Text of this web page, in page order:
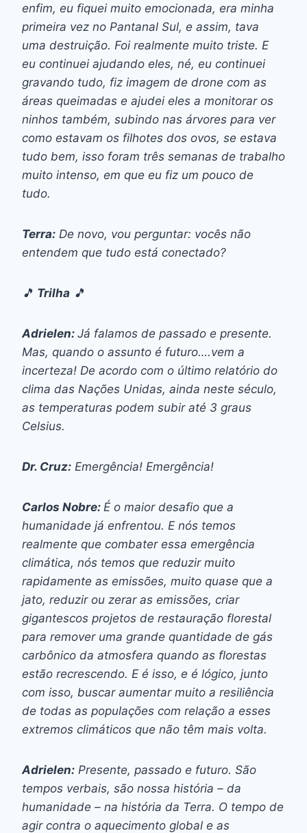
enfim, eu fiquei muito emocionada, era minha
primeira vez no Pantanal Sul, e assim, tava
uma destruição. Foi realmente muito triste. E
eu continuei ajudando eles, né, eu continuei
gravando tudo, fiz imagem de drone com as
áreas queimadas e ajudei eles a monitorar os
ninhos também, subindo nas árvores para ver
como estavam os filhotes dos ovos, se estava
tudo bem, isso foram três semanas de trabalho
muito intenso, em que eu fiz um pouco de
tudo.
Terra: De novo, vou perguntar: vocês não
entendem que tudo está conectado?
🎵 Trilha 🎵
Adrielen: Já falamos de passado e presente.
Mas, quando o assunto é futuro….vem a
incerteza! De acordo com o último relatório do
clima das Nações Unidas, ainda neste século,
as temperaturas podem subir até 3 graus
Celsius.
Dr. Cruz: Emergência! Emergência!
Carlos Nobre: É o maior desafio que a
humanidade já enfrentou. E nós temos
realmente que combater essa emergência
climática, nós temos que reduzir muito
rapidamente as emissões, muito quase que a
jato, reduzir ou zerar as emissões, criar
gigantescos projetos de restauração florestal
para remover uma grande quantidade de gás
carbônico da atmosfera quando as florestas
estão recrescendo. E é isso, e é lógico, junto
com isso, buscar aumentar muito a resiliência
de todas as populações com relação a esses
extremos climáticos que não têm mais volta.
Adrielen: Presente, passado e futuro. São
tempos verbais, são nossa história – da
humanidade – na história da Terra. O tempo de
agir contra o aquecimento global e as